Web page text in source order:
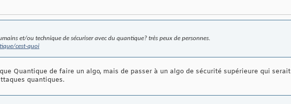
et/ou technique de sécuriser avec du quantique? très peux de personnes.
cest-quoi
Quantique de faire un algo, mais de passer à un algo de sécurité supérieure qui serait
quantiques.